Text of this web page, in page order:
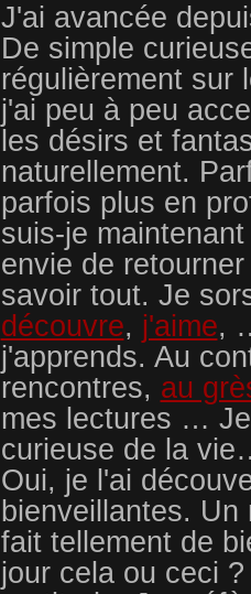
J'ai avancée
De simple
régulièrement sur
j'ai peu à peu
les désirs et
naturellement.
parfois plus en
suis-je
envie de
savoir tout. Je
découvre, j'aime,
j'apprends. Au
rencontres, au
mes lectures …
curieuse de la
Oui, je l'ai
bienveillantes.
fait tellement de
jour cela ou ceci